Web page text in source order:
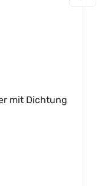
mit Dichtung